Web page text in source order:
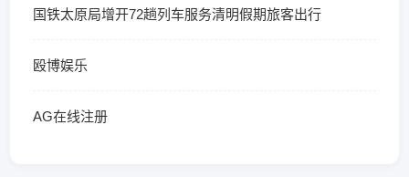
国铁太原局增开72趟列车服务清明假期旅客出行
殴博娱乐
AG在线注册